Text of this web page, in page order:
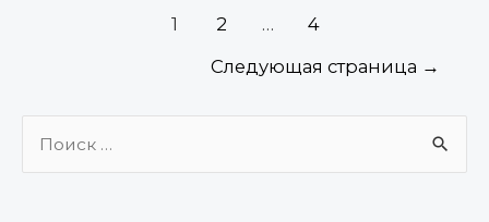
1 2 …
4
Следующая страница →